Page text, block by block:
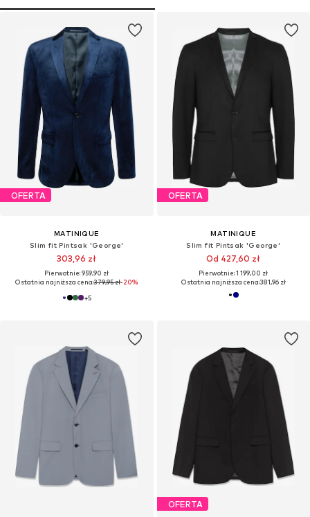
OFERTA
MATINIQUE
Slim fit Pintsak 'George'
303,96 zł
Pierwotnie: 959,90 zł
Ostatnia najniższa cena:379,95 zł-20%
+5
OFERTA
MATINIQUE
Slim fit Pintsak 'George'
Od 427,60 zł
Pierwotnie: 1 199,00 zł
Ostatnia najniższa cena:381,96 zł
OFERTA